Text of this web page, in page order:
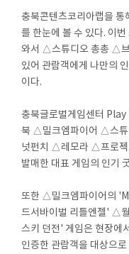
충북콘텐츠코리아랩을 통
를 한눈에 볼 수 있다. 이
와서 △스튜디오 총총 △브
있어 관람객에게 나만의
이다.
충북글로벌게임센터
북 △밀크엠파이어 △스
넛펀치 △레모라 △프로젝
발매한 대표 게임의 인기
또한 △밀크엠파이어의
드서바이벌 리틀엔젤' △
스키 던전' 게임은 현장에
인증한 관람객을 대상으